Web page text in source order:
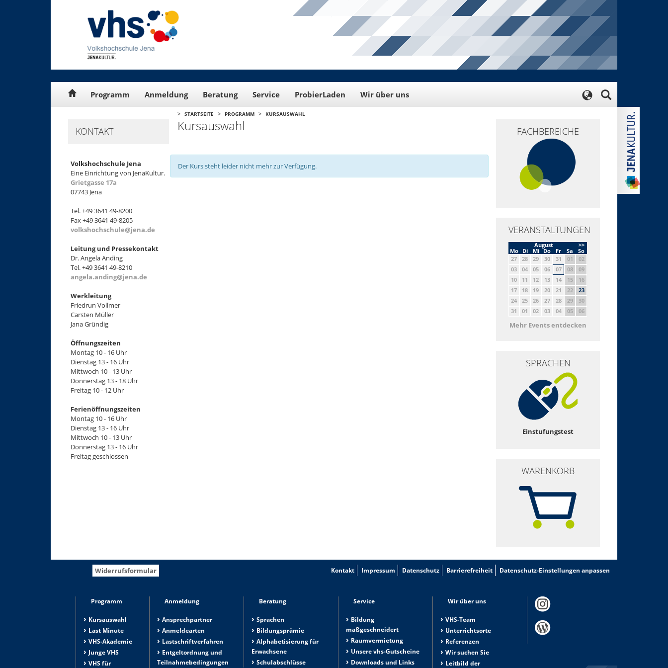
Programm Anmeldung Beratung Service ProbierLaden Wir über uns
KONTAKT
Volkshochschule Jena
Eine Einrichtung von JenaKultur.
Grietgasse 17a
07743 Jena
Tel. +49 3641 49-8200
Fax +49 3641 49-8205
volkshochschule@jena.de
Leitung und Pressekontakt
Dr. Angela Anding
Tel. +49 3641 49-8210
angela.anding@jena.de
Werkleitung
Friedrun Vollmer
Carsten Müller
Jana Gründig
Öffnungszeiten
Montag 10 - 16 Uhr
Dienstag 13 - 16 Uhr
Mittwoch 10 - 13 Uhr
Donnerstag 13 - 18 Uhr
Freitag 10 - 12 Uhr
Ferienöffnungszeiten
Montag 10 - 16 Uhr
Dienstag 13 - 16 Uhr
Mittwoch 10 - 13 Uhr
Donnerstag 13 - 16 Uhr
Freitag geschlossen
> STARTSEITE > PROGRAMM > KURSAUSWAHL
Kursauswahl
Der Kurs steht leider nicht mehr zur Verfügung.
FACHBEREICHE
VERANSTALTUNGEN
>>
August
Mo
Di Mi Do Fr Sa
So
27
28 29 30 31 01
02
03
04 05 06 07 08
09
10
11 12 13 14 15
16
17
18 19 20 21 22
23
24
25 26 27 28 29
30
31
01 02 03 04 05 06
Mehr Events entdecken
SPRACHEN
Einstufungstest
WARENKORB
Widerrufsformular Kontakt Impressum Datenschutz Barrierefreiheit Datenschutz-Einstellungen anpassen
Programm
Kursauswahl
Last Minute
VHS-Akademie
Junge VHS
VHS für
Anmeldung
Ansprechpartner
Anmeldearten
Lastschriftverfahren
Entgeltordnung und
Teilnahmebedingungen
Beratung
Sprachen
Bildungsprämie
Alphabetisierung für
Erwachsene
Schulabschlüsse
Service
Bildung
maßgeschneidert
Raumvermietung
Unsere vhs-Gutscheine
Downloads und Links
Wir über uns
VHS-Team
Unterrichtsorte
Referenzen
Wir suchen Sie
Leitbild der